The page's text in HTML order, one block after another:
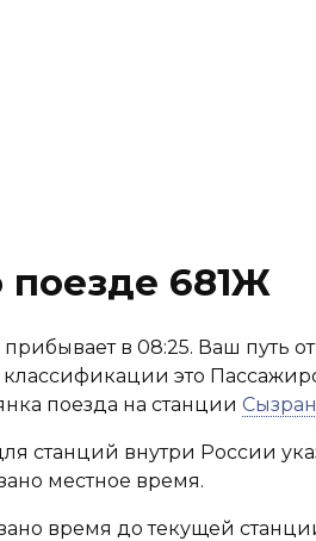
681Ж
в 08:25. Ваш путь от
это
поезда на станции
станций внутри России
местное время.
время до текущей